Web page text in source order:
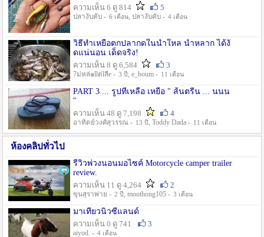
ความเห็น 6 ดู 814
5
ปลางับคับ - 6 เดือน, ปลางับคับ - 4 เดือน
วิธีทำเหยื่อตกปลากดในน้ำใหล น้ำหลาก ได้งั
ดแน่นอน เด็ดจริง!
ความเห็น 8 ดู 6,584
3
7ม่หล่๑llต่lลีe - 3 ปี , e_boum - 11 เดือน
PART 3 ... รูปที่เหลือ เหยื่อ " ส้นตรีน ... นนน
"
ความเห็น 48 ดู 7,198
4
อาทิตย์วงศ์สุวรรณ - 13 ปี , Toddy Dada - 11 เดือน
ห้องคลิปทั่วไป
รีวิวพ่วงนอนมอไซค์ Motorcycle camper trailer
review.
ความเห็น 11 ดู 4,264
2
ขุนสุราพ่าย - 2 ปี , moothong105 - 3 เดือน
มาเที่ยวนิวซีแลนด์
ความเห็น 0 ดู 741
3
aiyod. - 4 เดือน